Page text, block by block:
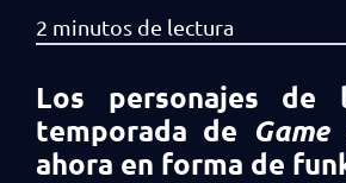
Los personajes de
temporada de
ahora en forma de